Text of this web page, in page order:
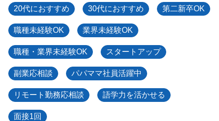
20代におすすめ 30代におすすめ 第二新卒OK
職種未経験OK 業界未経験OK
職種・業界未経験OK スタートアップ
副業応相談 パパママ社員活躍中
リモート勤務応相談 語学力を活かせる
面接1回